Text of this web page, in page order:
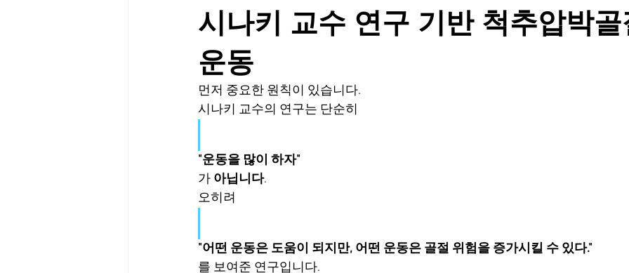
시나키 교수 연구 기반 척추압박
운동
먼저 중요한 원칙이 있습니다.
시나키 교수의 연구는 단순히
"운동을 많이 하자"
가 아닙니다.
오히려
"어떤 운동은 도움이 되지만, 어떤 운동은 골절 위험을 증가시킬 수 있다."
를 보여준 연구입니다.